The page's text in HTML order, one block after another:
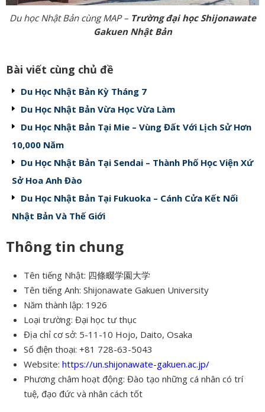
Du học Nhật Bản cùng MAP – Trường đại học Shijonawate
Gakuen Nhật Bản
Bài viết cùng chủ đề
Du Học Nhật Bản Kỳ Tháng 7
Du Học Nhật Bản Vừa Học Vừa Làm
Du Học Nhật Bản Tại Mie – Vùng Đất Với Lịch Sử Hơn
10,000 Năm
Du Học Nhật Bản Tại Sendai – Thành Phố Học Viện Xứ
Sở Hoa Anh Đào
Du Học Nhật Bản Tại Fukuoka – Cánh Cửa Kết Nối
Nhật Bản Và Thế Giới
Thông tin chung
Tên tiếng Nhật: 四條畷学園大学
Tên tiếng Anh: Shijonawate Gakuen University
Năm thành lập: 1926
Loại trường: Đại học tư thục
Địa chỉ cơ sở: 5-11-10 Hojo, Daito, Osaka
Số điện thoại: +81 728-63-5043
Website: https://un.shijonawate-gakuen.ac.jp/
Phương châm hoạt động: Đào tạo những cá nhân có trí
tuệ, đạo đức và nhân cách tốt